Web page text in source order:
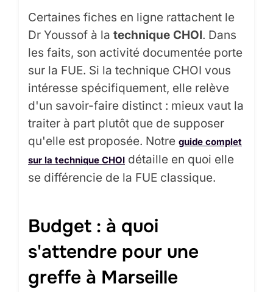
Certaines fiches en ligne rattachent le
Dr Youssof à la technique CHOI. Dans
les faits, son activité documentée porte
sur la FUE. Si la technique CHOI vous
intéresse spécifiquement, elle relève
d'un savoir-faire distinct : mieux vaut la
traiter à part plutôt que de supposer
qu'elle est proposée. Notre guide complet
sur la technique CHOI détaille en quoi elle
se différencie de la FUE classique.
Budget : à quoi
s'attendre pour une
greffe à Marseille